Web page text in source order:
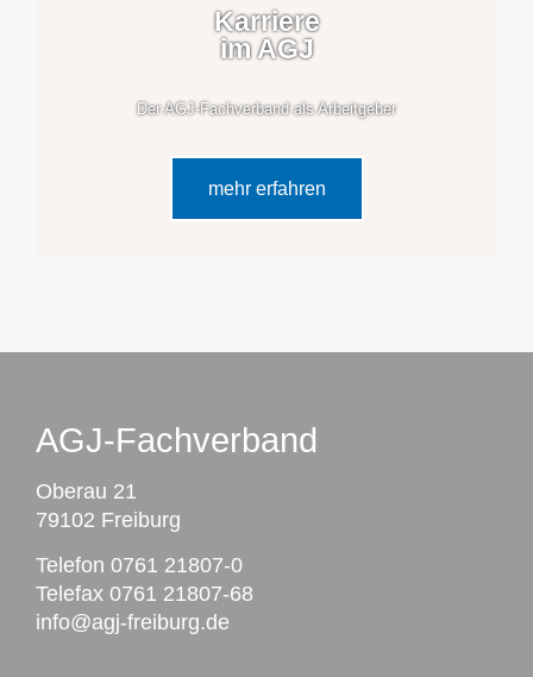
Karriere
im AGJ
Der AGJ-Fachverband als Arbeitgeber
mehr erfahren
AGJ-Fachverband
Oberau 21
79102 Freiburg
Telefon 0761 21807-0
Telefax 0761 21807-68
info@agj-freiburg.de